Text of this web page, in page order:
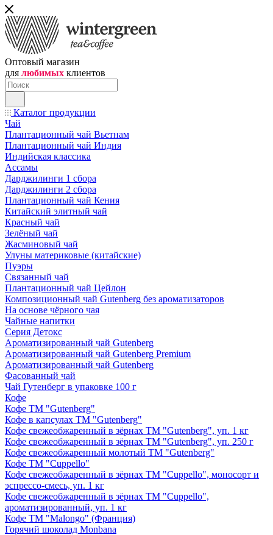
Оптовый магазин
для любимых клиентов
Каталог продукции
Чай
Плантационный чай Вьетнам
Плантационный чай Индия
Индийская классика
Ассамы
Дарджилинги 1 сбора
Дарджилинги 2 сбора
Плантационный чай Кения
Китайский элитный чай
Красный чай
Зелёный чай
Жасминовый чай
Улуны материковые (китайские)
Пуэры
Связанный чай
Плантационный чай Цейлон
Композиционный чай Gutenberg без ароматизаторов
На основе чёрного чая
Чайные напитки
Серия Детокс
Ароматизированный чай Gutenberg
Ароматизированный чай Gutenberg Premium
Ароматизированный чай Gutenberg
Фасованный чай
Чай Гутенберг в упаковке 100 г
Кофе
Кофе ТМ "Gutenberg"
Кофе в капсулах ТМ "Gutenberg"
Кофе свежеобжаренный в зёрнах ТМ "Gutenberg", уп. 1 кг
Кофе свежеобжаренный в зёрнах ТМ "Gutenberg", уп. 250 г
Кофе свежеобжаренный молотый ТМ "Gutenberg"
Кофе ТМ "Cuppello"
Кофе свежеобжаренный в зёрнах ТМ "Cuppello", моносорт и
эспрессо-смесь, уп. 1 кг
Кофе свежеобжаренный в зёрнах ТМ "Cuppello",
ароматизированный, уп. 1 кг
Кофе ТМ "Malongo" (Франция)
Горячий шоколад Monbana